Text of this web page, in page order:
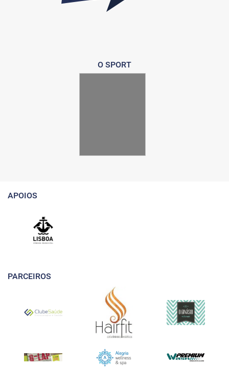
O SPORT
APOIOS
PARCEIROS